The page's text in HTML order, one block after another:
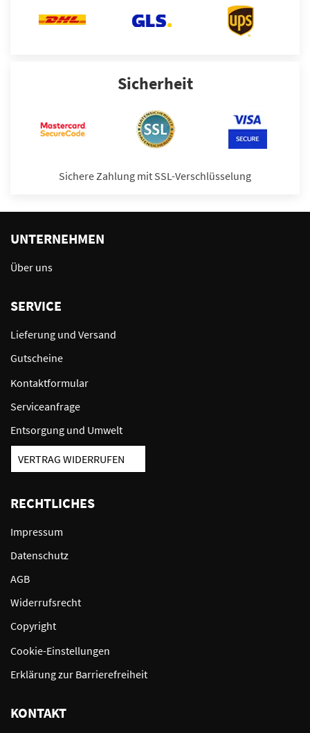
Sicherheit
Sichere Zahlung mit SSL-Verschlüsselung
UNTERNEHMEN
Über uns
SERVICE
Lieferung und Versand
Gutscheine
Kontaktformular
Serviceanfrage
Entsorgung und Umwelt
VERTRAG WIDERRUFEN
RECHTLICHES
Impressum
Datenschutz
AGB
Widerrufsrecht
Copyright
Cookie-Einstellungen
Erklärung zur Barrierefreiheit
KONTAKT